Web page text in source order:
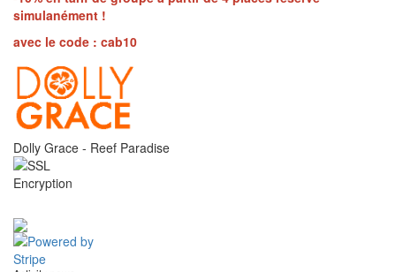
simulanément !
avec le code : cab10
Dolly Grace - Reef Paradise